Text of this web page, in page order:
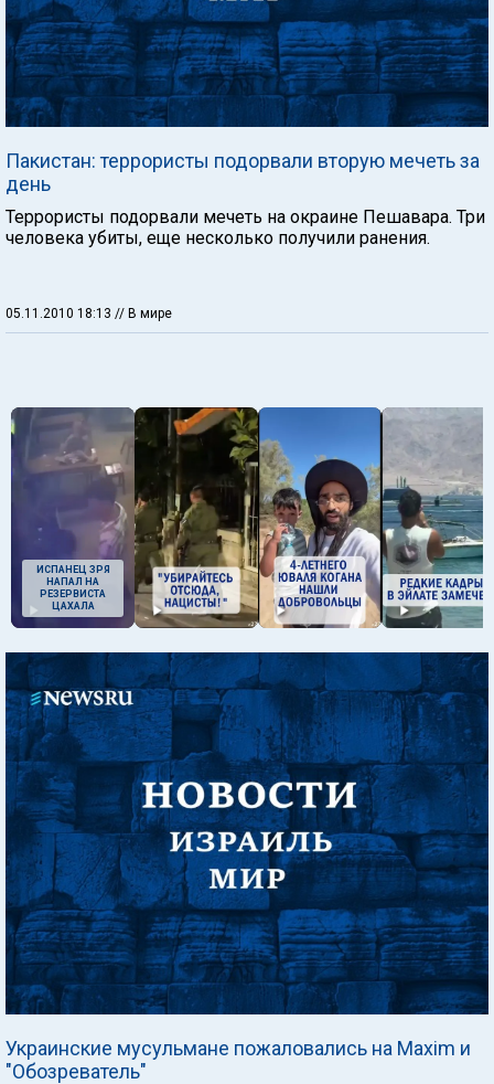
Пакистан: террористы подорвали вторую мечеть за
день
Террористы подорвали мечеть на окраине Пешавара. Три
человека убиты, еще несколько получили ранения.
05.11.2010 18:13 // В мире
ИСПАНЕЦ ЗРЯ
НАПАЛ НА
РЕЗЕРВИСТА
ЦАХАЛА
Украинские мусульмане пожаловались на Maxim и
"Обозреватель"